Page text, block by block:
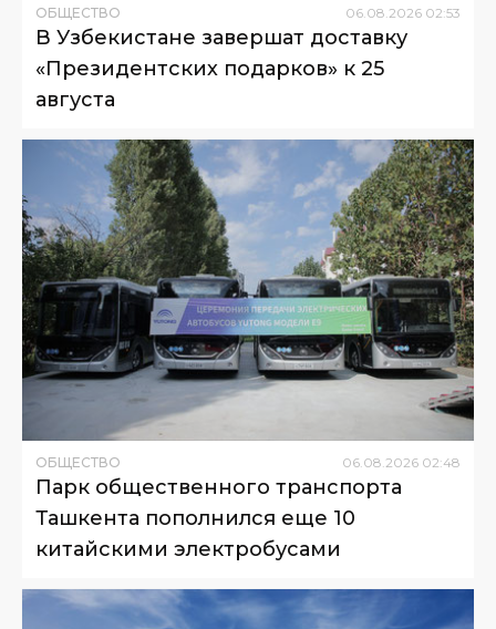
ОБЩЕСТВО 06 08 2026 02:53
В Узбекистане завершат доставку
«Президентских подарков» к 25
августа
ОБЩЕСТВО 06 08 2026 02:48
Парк общественного транспорта
Ташкента пополнился еще 10
китайскими электробусами